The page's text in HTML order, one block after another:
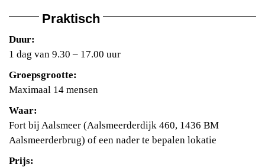
Praktisch
Duur:
1 dag van 9.30 – 17.00 uur
Groepsgrootte:
Maximaal 14 mensen
Waar:
Fort bij Aalsmeer (Aalsmeerderdijk 460, 1436 BM
Aalsmeerderbrug) of een nader te bepalen lokatie
Prijs: